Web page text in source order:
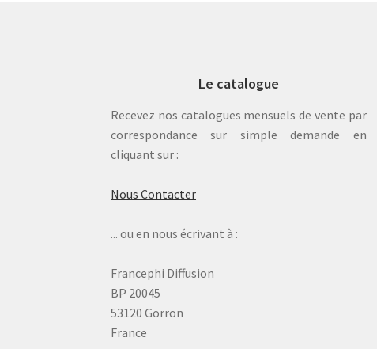
Le catalogue
Recevez nos catalogues mensuels de vente par
correspondance sur simple demande en
cliquant sur :
Nous Contacter
... ou en nous écrivant à :
Francephi Diffusion
BP 20045
53120 Gorron
France